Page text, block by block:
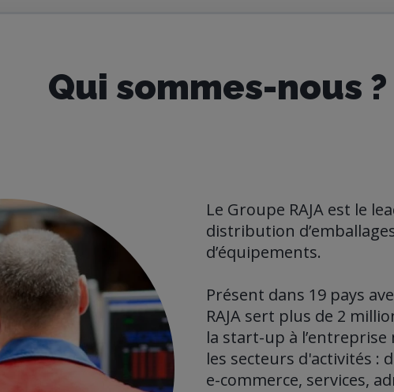
Qui sommes-nous ?
Le Groupe RAJA est le
distribution
d’équipements.
Présent dans 19 pays
RAJA sert plus de 2
la start-up à
les secteurs d'activités
e-commerce, services,